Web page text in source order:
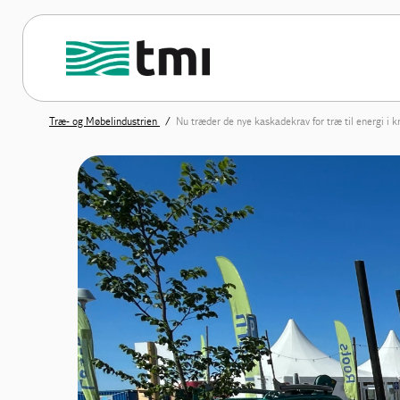
Træ- og Møbelindustrien Nu træder de nye kaskadekrav for træ til energi i